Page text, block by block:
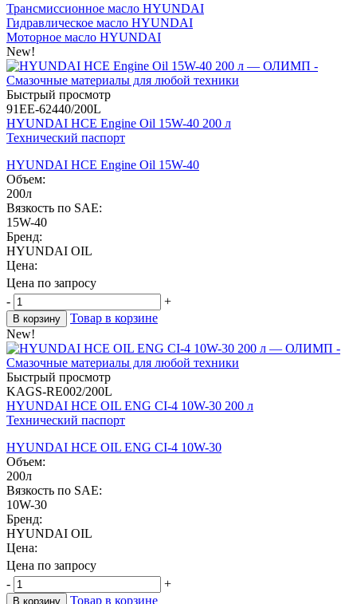
Трансмиссионное масло HYUNDAI
Гидравлическое масло HYUNDAI
Моторное масло HYUNDAI
New!
Быстрый просмотр
91EE-62440/200L
HYUNDAI HCE Engine Oil 15W-40 200 л
Технический паспорт
HYUNDAI HCE Engine Oil 15W-40
Объем:
200л
Вязкость по SAE:
15W-40
Бренд:
HYUNDAI OIL
Цена:
Цена по запросу
-
+
В корзину
Товар в корзине
New!
Быстрый просмотр
KAGS-RE002/200L
HYUNDAI HCE OIL ENG CI-4 10W-30 200 л
Технический паспорт
HYUNDAI HCE OIL ENG CI-4 10W-30
Объем:
200л
Вязкость по SAE:
10W-30
Бренд:
HYUNDAI OIL
Цена:
Цена по запросу
-
+
В корзину
Товар в корзине